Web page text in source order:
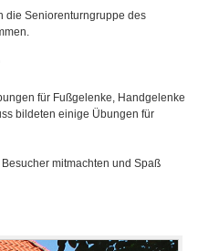
die Seniorenturngruppe des
für Fußgelenke, Handgelenke
bildeten einige Übungen für
mitmachten und Spaß